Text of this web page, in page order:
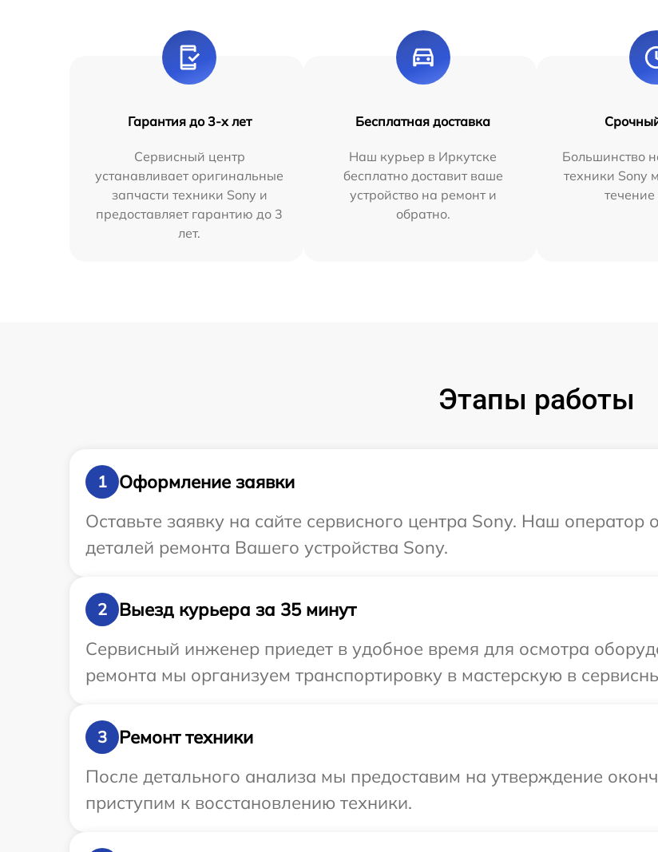
Гарантия до 3-х лет
Сервисный центр
устанавливает оригинальные
запчасти техники Sony и
предоставляет гарантию до 3
лет.
Бесплатная доставка
Наш курьер в Иркутске
бесплатно доставит ваше
устройство на ремонт и
обратно.
Большинство
техники Sony
течение
Этапы работы
1
Оформление заявки
Оставьте заявку на сайте сервисного центра Sony. Наш оператор
деталей ремонта Вашего устройства Sony.
2
Выезд курьера за 35 минут
Сервисный инженер приедет в удобное время для осмотра
ремонта мы организуем транспортировку в мастерскую в
3
Ремонт техники
После детального анализа мы предоставим на утверждение
приступим к восстановлению техники.